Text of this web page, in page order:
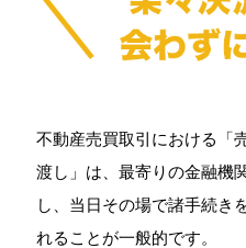
不動産売買取引における「
渡し」は、最寄りの金融機
し、当日その場で諸手続き
れることが一般的です。